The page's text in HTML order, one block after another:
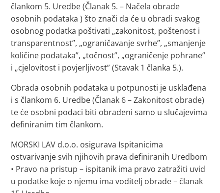
člankom 5. Uredbe (Članak 5. – Načela obrade
osobnih podataka ) što znači da će u obradi svakog
osobnog podatka poštivati „zakonitost, poštenost i
transparentnost”, „ograničavanje svrhe”, „smanjenje
količine podataka”, „točnost”, „ograničenje pohrane”
i „cjelovitost i povjerljivost” (Stavak 1 članka 5.).
Obrada osobnih podataka u potpunosti je usklađena
i s člankom 6. Uredbe (Članak 6 – Zakonitost obrade)
te će osobni podaci biti obrađeni samo u slučajevima
definiranim tim člankom.
MORSKI LAV d.o.o. osigurava Ispitanicima
ostvarivanje svih njihovih prava definiranih Uredbom
• Pravo na pristup – ispitanik ima pravo zatražiti uvid
u podatke koje o njemu ima voditelj obrade – članak